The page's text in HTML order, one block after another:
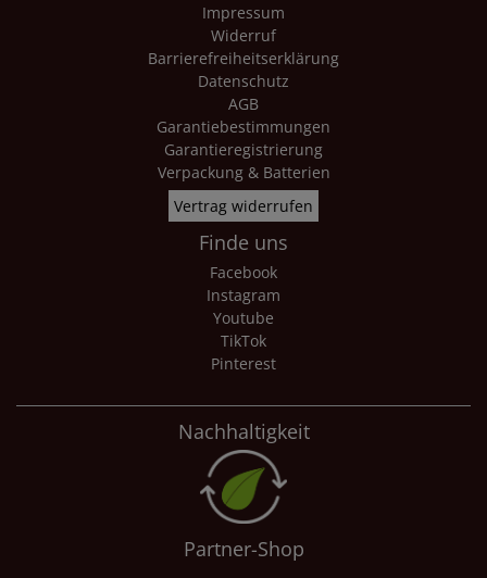
Impressum
Widerruf
Barrierefreiheitserklärung
Datenschutz
AGB
Garantiebestimmungen
Garantieregistrierung
Verpackung & Batterien
Vertrag widerrufen
Finde uns
Facebook
Instagram
Youtube
TikTok
Pinterest
Nachhaltigkeit
Partner-Shop